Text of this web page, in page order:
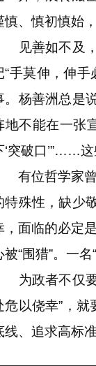
慎、慎初慎始
善如不及，
“手莫伸，伸
。杨善洲总是
地不能在一张
‘突破口’”……
位哲学家曾
特殊性，缺少
，面临的必定
被“围猎”。一
政者不仅要
危以侥幸”，
线、追求高标